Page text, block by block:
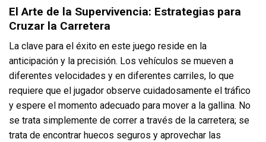
El Arte de la Supervivencia: Estrategias para
Cruzar la Carretera
La clave para el éxito en este juego reside en la
anticipación y la precisión. Los vehículos se mueven a
diferentes velocidades y en diferentes carriles, lo que
requiere que el jugador observe cuidadosamente el tráfico
y espere el momento adecuado para mover a la gallina. No
se trata simplemente de correr a través de la carretera; se
trata de encontrar huecos seguros y aprovechar las